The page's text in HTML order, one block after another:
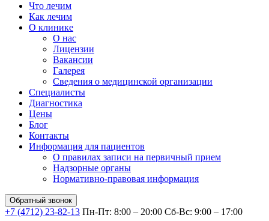
Что лечим
Как лечим
О клинике
О нас
Лицензии
Вакансии
Галерея
Сведения о медицинской организации
Специалисты
Диагностика
Цены
Блог
Контакты
Информация для пациентов
О правилах записи на первичный прием
Надзорные органы
Нормативно-правовая информация
Обратный звонок
+7 (4712) 23-82-13 Пн-Пт: 8:00 – 20:00 Сб-Вс: 9:00 – 17:00